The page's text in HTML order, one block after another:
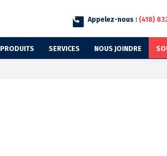
Appelez-nous : (418)
PRODUITS SERVICES NOUS JOINDRE